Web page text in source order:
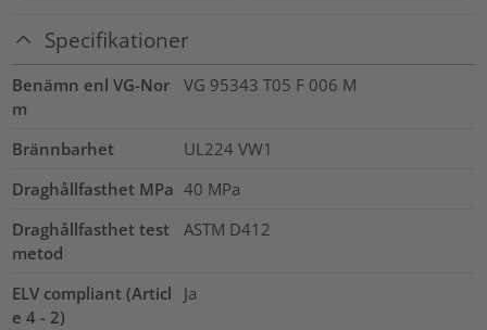
Specifikationer
Benämn enl VG-Nor
m
VG 95343 T05 F 006 M
Brännbarhet
UL224 VW1
Draghållfasthet MPa 40 MPa
Draghållfasthet test
metod
ASTM D412
ELV compliant (Articl
e 4 - 2)
Ja